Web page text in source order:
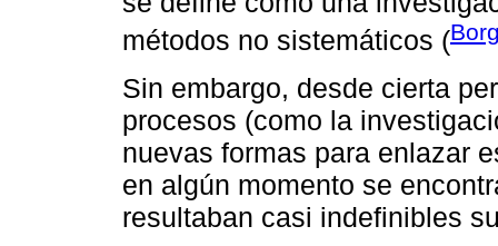
métodos no sistemáticos (
Sin embargo, desde cierta
procesos (como la
nuevas formas para enlazar
en algún momento se
resultaban casi indefinibles